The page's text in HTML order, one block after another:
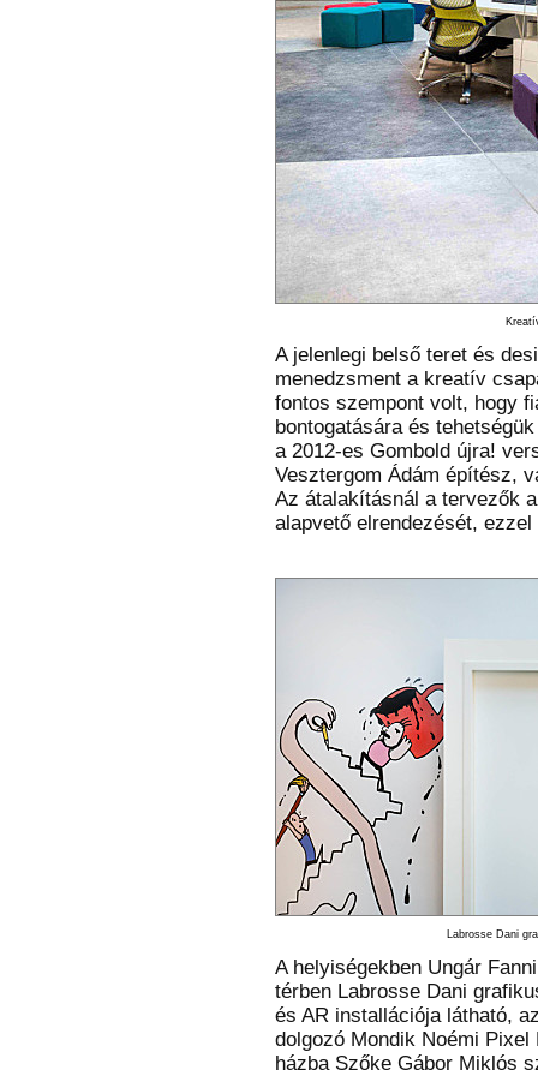
A jelenlegi belső teret és
menedzsment a kreatív
fontos szempont volt, hogy
bontogatására és
a 2012-es Gombold újra!
Vesztergom Ádám építész,
Az átalakításnál a tervezők
alapvető elrendezését,
Labrosse Dani
A helyiségekben Ungár
térben Labrosse Dani
és AR installációja látható,
dolgozó Mondik Noémi
házba Szőke Gábor Miklós